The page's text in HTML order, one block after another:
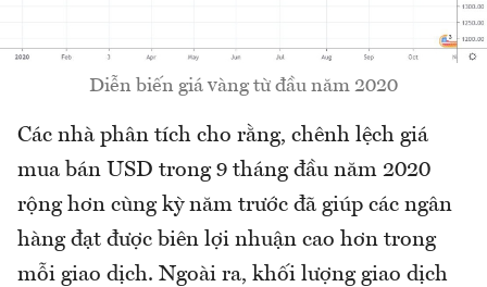
Diễn biến giá vàng từ đầu năm 2020
Các nhà phân tích cho rằng, chênh lệch giá
mua bán USD trong 9 tháng đầu năm 2020
rộng hơn cùng kỳ năm trước đã giúp các ngân
hàng đạt được biên lợi nhuận cao hơn trong
mỗi giao dịch. Ngoài ra, khối lượng giao dịch